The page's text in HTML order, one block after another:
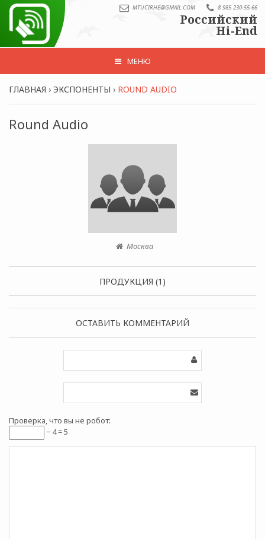
MTUCIRHE@GMAIL.COM 8 985 230-55-66
Российский
Hi-End
МЕНЮ
ГЛАВНАЯ › ЭКСПОНЕНТЫ › ROUND AUDIO
Round Audio
Москва
ПРОДУКЦИЯ (1)
ОСТАВИТЬ КОММЕНТАРИЙ
Проверка, что вы не робот:
− 4 = 5